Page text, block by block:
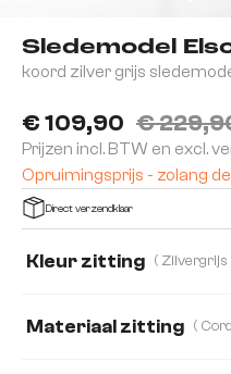
Sledemodel
koord zilver grijs
€ 109,90 €
Prijzen incl. BTW en excl.
Opruimingsprijs - zolang
Direct verzendklaar
Kleur zitting
Materiaal zitting